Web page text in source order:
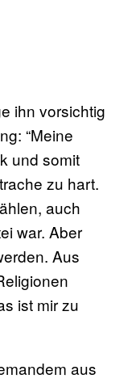
ihn vorsichtig
“Meine
und somit
zu hart.
auch
war. Aber
Aus
ist mir zu
aus